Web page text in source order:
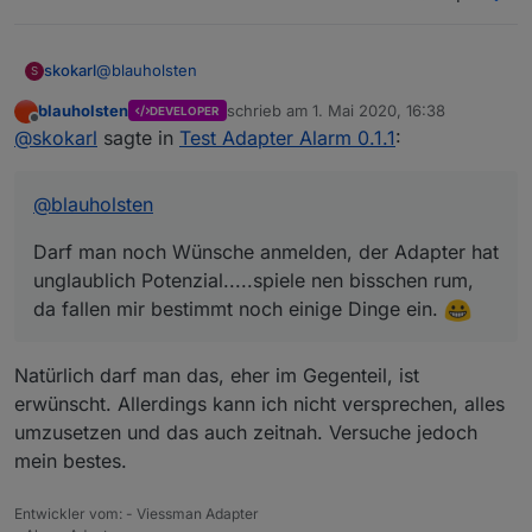
S skokarl@blauholsten
Darf man noch Wünsche anmelden, der Adapter hat
unglaublich Potenzial.....spiele nen bisschen rum,
Offline
blauholsten DEVELOPER schrieb am 1. Mai 2020, 16:38
zuletzt editiert von
@skokarl sagte in Test Adapter Alarm 0.1.1:
@blauholsten
Darf man noch Wünsche anmelden, der Adapter hat
unglaublich Potenzial.....spiele nen bisschen rum,
da fallen mir bestimmt noch einige Dinge ein.
Natürlich darf man das, eher im Gegenteil, ist
erwünscht. Allerdings kann ich nicht versprechen, alles
umzusetzen und das auch zeitnah. Versuche jedoch
mein bestes.
Entwickler vom: - Viessman Adapter